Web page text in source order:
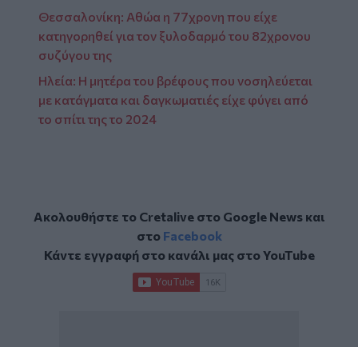
Θεσσαλονίκη: Αθώα η 77χρονη που είχε
κατηγορηθεί για τον ξυλοδαρμό του 82χρονου
συζύγου της
Ηλεία: Η μητέρα του βρέφους που νοσηλεύεται
με κατάγματα και δαγκωματιές είχε φύγει από
το σπίτι της το 2024
Ακολουθήστε το Cretalive στο Google Newsκαι
στο Facebook
Κάντε εγγραφή στο κανάλι μας στοYouTube